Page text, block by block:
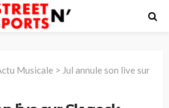
Musicale > Jul annule son live sur